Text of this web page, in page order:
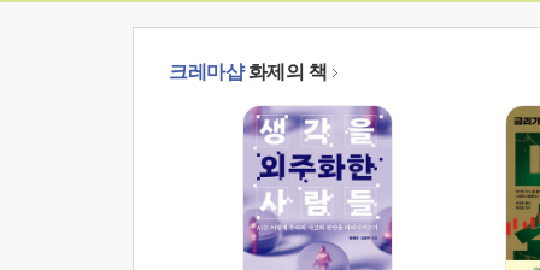
크레마샵화제의 책